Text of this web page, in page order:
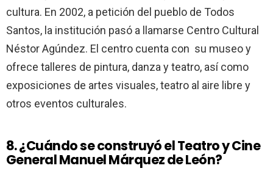
cultura. En 2002, a petición del pueblo de Todos
Santos, la institución pasó a llamarse Centro Cultural
Néstor Agúndez. El centro cuenta con su museo y
ofrece talleres de pintura, danza y teatro, así como
exposiciones de artes visuales, teatro al aire libre y
otros eventos culturales.
8. ¿Cuándo se construyó el Teatro y Cine
General Manuel Márquez de León?